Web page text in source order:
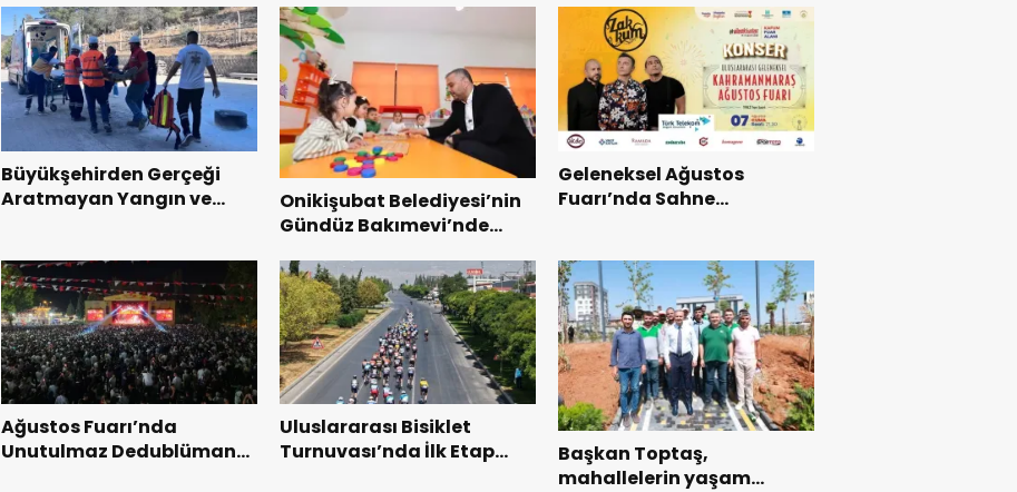
Büyükşehirden Gerçeği
Aratmayan Yangın ve
Onikişubat Belediyesi’nin
Gündüz Bakımevi’nde
başladı.
Geleneksel Ağustos
Fuarı’nda Sahne
Ağustos Fuarı’nda
Unutulmaz Dedublüman
Uluslararası Bisiklet
Turnuvası’nda İlk Etap
Başkan Toptaş,
mahallelerin yaşam